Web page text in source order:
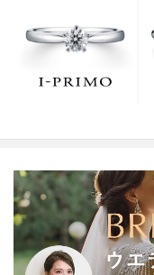
でお待ちして
緒に。まずは